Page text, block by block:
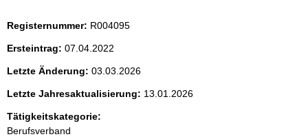
t
e
n
i
Registernummer: R004095
Ersteintrag: 07.04.2022
Letzte Änderung: 03.03.2026
Letzte Jahresaktualisierung: 13.01.2026
Tätigkeitskategorie:
Berufsverband